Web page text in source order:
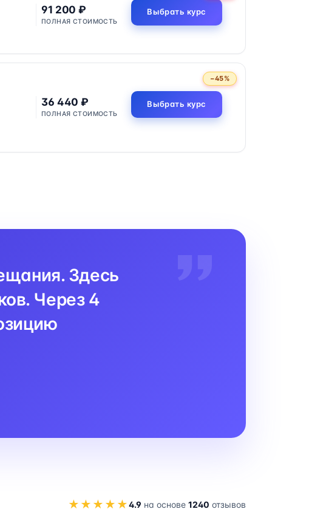
91 200 ₽
ПОЛНАЯ СТОИМОСТЬ
Выбрать курс
−45%
36 440 ₽
ПОЛНАЯ СТОИМОСТЬ
Выбрать курс
Здесь
Через 4
★★★★★4.9 на основе 1240 отзывов